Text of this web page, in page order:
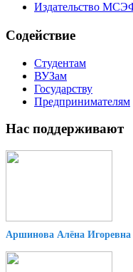
Издательство
Содействие
Студентам
ВУЗам
Государству
Предпринимателям
Нас поддерживают
Аршинова Алёна Игоревна